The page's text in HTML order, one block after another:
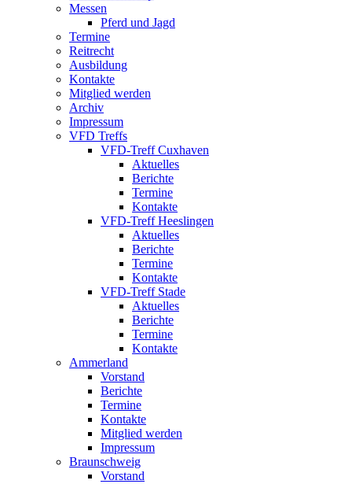
Messen
Pferd und Jagd
Termine
Reitrecht
Ausbildung
Kontakte
Mitglied werden
Archiv
Impressum
VFD Treffs
VFD-Treff Cuxhaven
Aktuelles
Berichte
Termine
Kontakte
VFD-Treff Heeslingen
Aktuelles
Berichte
Termine
Kontakte
VFD-Treff Stade
Aktuelles
Berichte
Termine
Kontakte
Ammerland
Vorstand
Berichte
Termine
Kontakte
Mitglied werden
Impressum
Braunschweig
Vorstand